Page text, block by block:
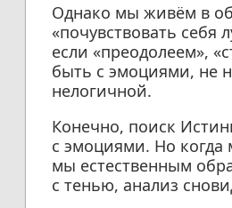
Однако мы живём в
«почувствовать
если «преодолеем»,
быть с эмоциями, не
нелогичной.
Конечно, поиск
с эмоциями. Но когда
мы естественным
с тенью, анализ